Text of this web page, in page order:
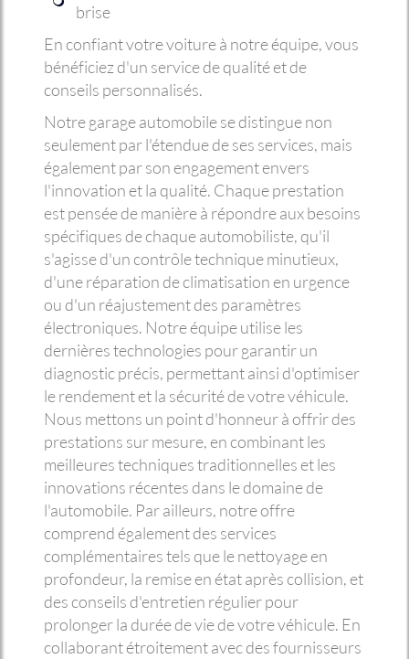
brise
En confiant votre voiture à notre équipe, vous
bénéficiez d'un service de qualité et de
conseils personnalisés.
Notre garage automobile se distingue non
seulement par l'étendue de ses services, mais
également par son engagement envers
l'innovation et la qualité. Chaque prestation
est pensée de manière à répondre aux besoins
spécifiques de chaque automobiliste, qu'il
s'agisse d'un contrôle technique minutieux,
d'une réparation de climatisation en urgence
ou d'un réajustement des paramètres
électroniques. Notre équipe utilise les
dernières technologies pour garantir un
diagnostic précis, permettant ainsi d'optimiser
le rendement et la sécurité de votre véhicule.
Nous mettons un point d'honneur à offrir des
prestations sur mesure, en combinant les
meilleures techniques traditionnelles et les
innovations récentes dans le domaine de
l'automobile. Par ailleurs, notre offre
comprend également des services
complémentaires tels que le nettoyage en
profondeur, la remise en état après collision, et
des conseils d'entretien régulier pour
prolonger la durée de vie de votre véhicule. En
collaborant étroitement avec des fournisseurs